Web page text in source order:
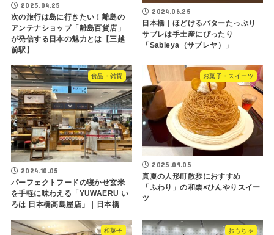
2025.04.25
次の旅行は島に行きたい！離島の
アンテナショップ「離島百貨店」
が発信する日本の魅力とは【三越
前駅】
2024.06.25
日本橋｜ほどけるバターたっぷり
サブレは手土産にぴったり
「Sableya（サブレヤ）」
食品・雑貨
2024.10.05
パーフェクトフードの寝かせ玄米
を手軽に味わえる「YUWAERU い
ろは 日本橋高島屋店」｜日本橋
お菓子・スイーツ
2025.09.05
真夏の人形町散歩におすすめ
「ふわり」の和栗×ひんやりスイー
ツ
和菓子 おもちゃ